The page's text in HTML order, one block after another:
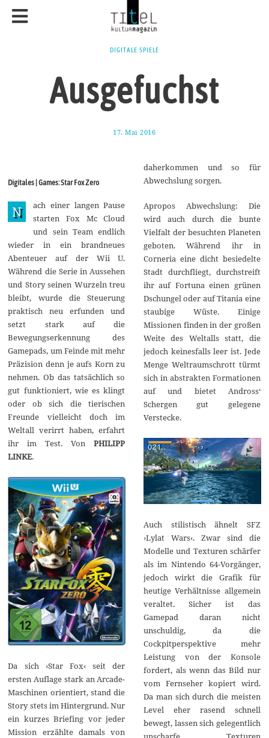
DIGITALE SPIELE
Ausgefuchst
17. Mai 2016
a
2
1
Digitales | Games: Star Fox Zero
N
ach einer langen Pause
starten Fox Mc Cloud
und sein Team endlich
wieder in ein brandneues
Abenteuer auf der Wii U.
Während die Serie in Aussehen
und Story seinen Wurzeln treu
bleibt, wurde die Steuerung
praktisch neu erfunden und
setzt stark auf die
Bewegungserkennung des
Gamepads, um Feinde mit mehr
Präzision denn je aufs Korn zu
nehmen. Ob das tatsächlich so
gut funktioniert, wie es klingt
oder ob sich die tierischen
Freunde vielleicht doch im
Weltall verirrt haben, erfahrt
ihr im Test. VonPHILIPP
LINKE.
Da sich ›Star Fox‹ seit der
ersten Auflage stark an Arcade-
Maschinen orientiert, stand die
Story stets im Hintergrund. Nur
ein kurzes Briefing vor jeder
Mission erzählte damals von
daherkommen und so für
Abwechslung sorgen.
Apropos Abwechslung: Die
wird auch durch die bunte
Vielfalt der besuchten Planeten
geboten. Während ihr in
Corneria eine dicht besiedelte
Stadt durchfliegt, durchstreift
ihr auf Fortuna einen grünen
Dschungel oder auf Titania eine
staubige Wüste. Einige
Missionen finden in der großen
Weite des Weltalls statt, die
jedoch keinesfalls leer ist. Jede
Menge Weltraumschrott türmt
sich in abstrakten Formationen
auf und bietet Andross‘
Schergen gut gelegene
Verstecke.
Auch stilistisch ähnelt SFZ
›Lylat Wars‹. Zwar sind die
Modelle und Texturen schärfer
als im Nintendo 64-Vorgänger,
jedoch wirkt die Grafik für
heutige Verhältnisse allgemein
veraltet. Sicher ist das
Gamepad daran nicht
unschuldig, da die
Cockpitperspektive mehr
Leistung von der Konsole
fordert, als wenn das Bild nur
vom Fernseher kopiert wird.
Da man sich durch die meisten
Level eher rasend schnell
bewegt, lassen sich gelegentlich